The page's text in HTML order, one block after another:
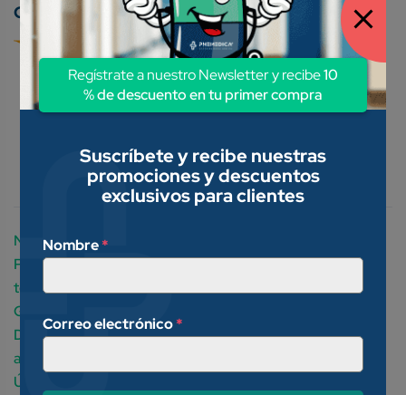
Conoce nuestros métodos de pago:
Descripción
Valoraciones (0)
No Estériles
Para protección de la piel contra rozaduras, aislante
térmico y adherente para escayolar
Guata de tela no tejida
De algodón 100% o mezclas de fibras de algodón y fibras
artificiales y/o sintéticas.
Útil como protección entre la piel y la venda de yeso.
Suscríbete y recibe nuestras
promociones y descuentos
exclusivos para clientes
Nombre*
Correo electrónico*
Regístrate a nuestro Newsletter y recibe10
% de descuento en tu primer compra